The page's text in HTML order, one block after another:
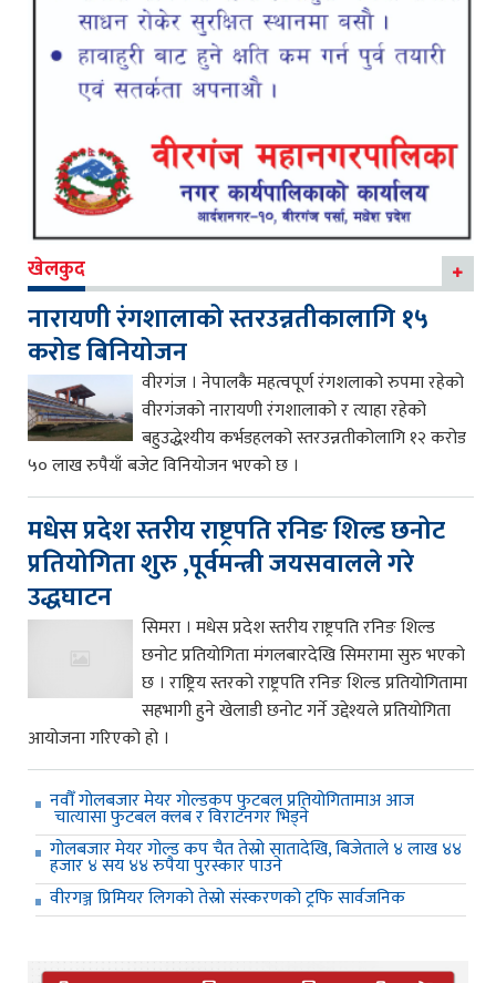
खेलकुद
नारायणी रंगशालाको स्तरउन्नतीकालागि १५
करोड बिनियोजन
वीरगंज । नेपालकै महत्वपूर्ण रंगशलाको रुपमा रहेको
वीरगंजको नारायणी रंगशालाको र त्याहा रहेको
बहुउद्धेश्यीय कर्भडहलको स्तरउन्नतीकोलागि १२ करोड
५० लाख रुपैयाँ बजेट विनियोजन भएको छ ।
मधेस प्रदेश स्तरीय राष्ट्रपति रनिङ शिल्ड छनोट
प्रतियोगिता शुरु ,पूर्वमन्त्री जयसवालले गरे
उद्धघाटन
सिमरा । मधेस प्रदेश स्तरीय राष्ट्रपति रनिङ शिल्ड
छनोट प्रतियोगिता मंगलबारदेखि सिमरामा सुरु भएको
छ । राष्ट्रिय स्तरको राष्ट्रपति रनिङ शिल्ड प्रतियोगितामा
सहभागी हुने खेलाडी छनोट गर्ने उद्देश्यले प्रतियोगिता
आयोजना गरिएको हो ।
नवौँ गोलबजार मेयर गोल्डकप फुटबल प्रतियोगितामाअ आज
चात्यासा फुटबल क्लब र विराटनगर भिड्ने
गोलबजार मेयर गोल्ड कप चैत तेस्रो सातादेखि, बिजेताले ४ लाख ४४
हजार ४ सय ४४ रुपैया पुरस्कार पाउने
वीरगञ्ज प्रिमियर लिगको तेस्रो संस्करणको ट्रफि सार्वजनिक